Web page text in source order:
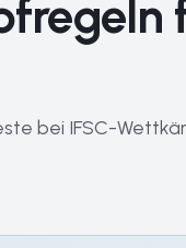
bei IFSC-